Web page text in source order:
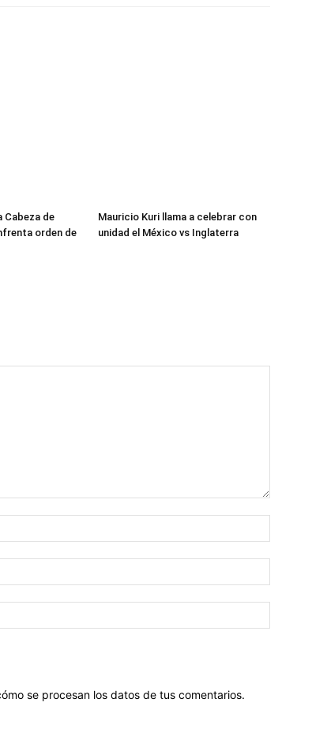
Cabeza de
orden de
Mauricio Kuri llama a celebrar con
unidad el México vs Inglaterra
se procesan los datos de tus comentarios.